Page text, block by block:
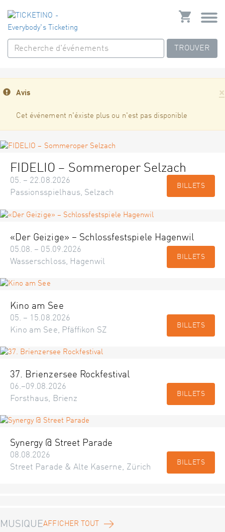
TROUVER
×
Avis
Cet événement n'éxiste plus ou n'est pas disponible
FIDELIO – Sommeroper Selzach
05. – 22.08.2026
Passionsspielhaus, Selzach
BILLETS
«Der Geizige» – Schlossfestspiele Hagenwil
05.08. – 05.09.2026
Wasserschloss, Hagenwil
BILLETS
Kino am See
05. – 15.08.2026
Kino am See, Pfäffikon SZ
BILLETS
37. Brienzersee Rockfestival
06.–09.08.2026
Forsthaus, Brienz
BILLETS
Synergy @ Street Parade
08.08.2026
Street Parade & Alte Kaserne, Zürich
BILLETS
MUSIQUEAFFICHER TOUT